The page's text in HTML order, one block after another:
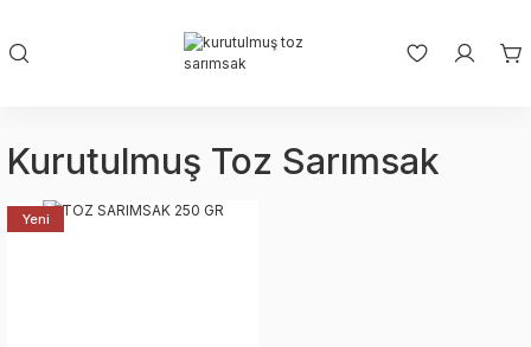
Kurutulmuş Toz Sarımsak
Yeni